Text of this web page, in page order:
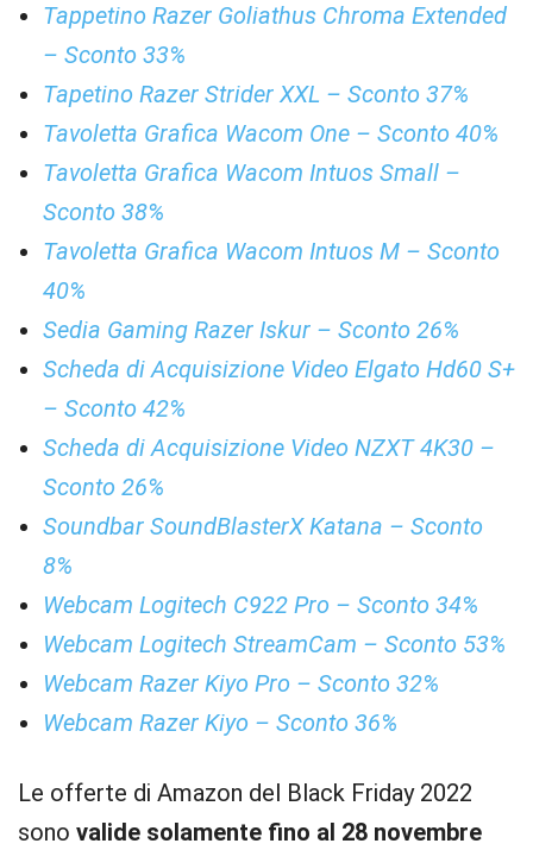
Tappetino Razer Goliathus Chroma Extended
– Sconto 33%
Tapetino Razer Strider XXL – Sconto 37%
Tavoletta Grafica Wacom One – Sconto 40%
Tavoletta Grafica Wacom Intuos Small –
Sconto 38%
Tavoletta Grafica Wacom Intuos M – Sconto
40%
Sedia Gaming Razer Iskur – Sconto 26%
Scheda di Acquisizione Video Elgato Hd60 S+
– Sconto 42%
Scheda di Acquisizione Video NZXT 4K30 –
Sconto 26%
Soundbar SoundBlasterX Katana – Sconto
8%
Webcam Logitech C922 Pro – Sconto 34%
Webcam Logitech StreamCam – Sconto 53%
Webcam Razer Kiyo Pro – Sconto 32%
Webcam Razer Kiyo – Sconto 36%
Le offerte di Amazon del Black Friday 2022
sono valide solamente fino al 28 novembre